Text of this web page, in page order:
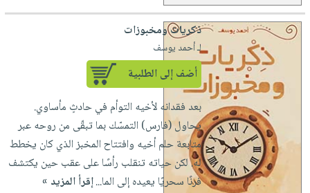
ذكريات ومخبوزات
لـ أحمد يوسف
أضف إلى الطلبية
بعد فقدانه لأخيه التوأم في حادثٍ مأساوي.
يحاول (فارس) التمسّك بما تبقّى من روحه عبر
متابعة حلم أخيه وافتتاح المخبز الذي كان يخطط
له. لكن حياته تنقلب رأسًا على عقب حين يكتشف
فرنًا سحريًا يعيده إلى الما...إقرأ المزيد »